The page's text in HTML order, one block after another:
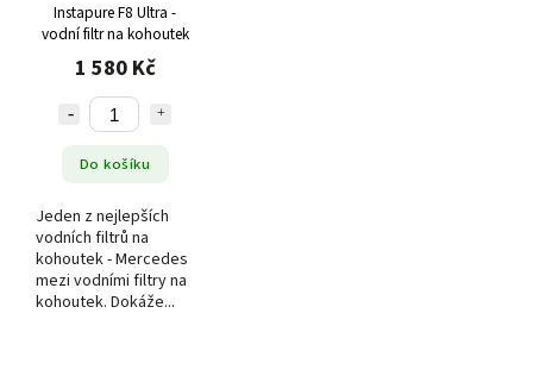
Instapure F8 Ultra -
vodní filtr na kohoutek
1 580 Kč
Do košíku
Jeden z nejlepších
vodních filtrů na
kohoutek - Mercedes
mezi vodními filtry na
kohoutek. Dokáže...